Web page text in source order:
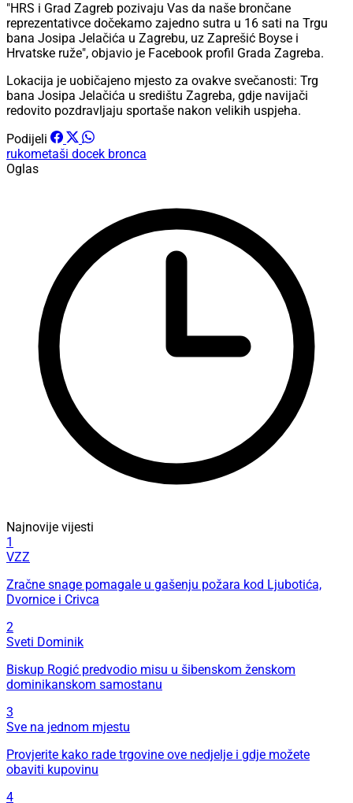
"HRS i Grad Zagreb pozivaju Vas da naše brončane
reprezentativce dočekamo zajedno sutra u 16 sati na Trgu
bana Josipa Jelačića u Zagrebu, uz Zaprešić Boyse i
Hrvatske ruže", objavio je Facebook profil Grada Zagreba.
Lokacija je uobičajeno mjesto za ovakve svečanosti: Trg
bana Josipa Jelačića u središtu Zagreba, gdje navijači
redovito pozdravljaju sportaše nakon velikih uspjeha.
Podijeli
rukometaši docek bronca
Oglas
Najnovije vijesti
1
VZZ
Zračne snage pomagale u gašenju požara kod Ljubotića,
Dvornice i Crivca
2
Sveti Dominik
Biskup Rogić predvodio misu u šibenskom ženskom
dominikanskom samostanu
3
Sve na jednom mjestu
Provjerite kako rade trgovine ove nedjelje i gdje možete
obaviti kupovinu
4